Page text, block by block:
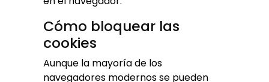
Cómo bloquear las
cookies
Aunque la mayoría de los
navegadores modernos se pueden